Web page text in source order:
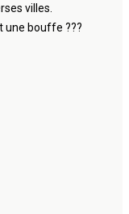
villes.
une bouffe ???